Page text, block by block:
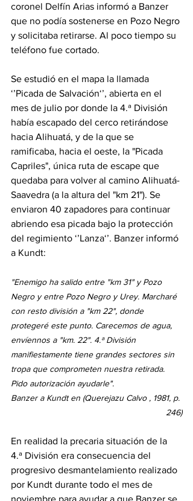
coronel Delfín Arias informó a Banzer
que no podía sostenerse en Pozo Negro
y solicitaba retirarse. Al poco tiempo su
teléfono fue cortado.
Se estudió en el mapa la llamada
‘’Picada de Salvación‘’, abierta en el
mes de julio por donde la 4.ª División
había escapado del cerco retirándose
hacia Alihuatá, y de la que se
ramificaba, hacia el oeste, la "Picada
Capriles", única ruta de escape que
quedaba para volver al camino Alihuatá-
Saavedra (a la altura del "km 21"). Se
enviaron 40 zapadores para continuar
abriendo esa picada bajo la protección
del regimiento ‘’Lanza‘’. Banzer informó
a Kundt:
"Enemigo ha salido entre "km 31" y Pozo
Negro y entre Pozo Negro y Urey. Marcharé
con resto división a "km 22", donde
protegeré este punto. Carecemos de agua,
envíennos a "km. 22". 4.ª División
manifiestamente tiene grandes sectores sin
tropa que comprometen nuestra retirada.
Pido autorización ayudarle".
Banzer a Kundt en (Querejazu Calvo , 1981, p.
246)
En realidad la precaria situación de la
4.ª División era consecuencia del
progresivo desmantelamiento realizado
por Kundt durante todo el mes de
noviembre para ayudar a que Banzer se